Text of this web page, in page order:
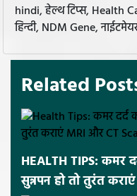
hindi, हेल्थ टिप्स, Health
हिन्दी, NDM Gene,
Related
HEALTH TIPS: कमर
सुन्नपन हो तो तुरंत